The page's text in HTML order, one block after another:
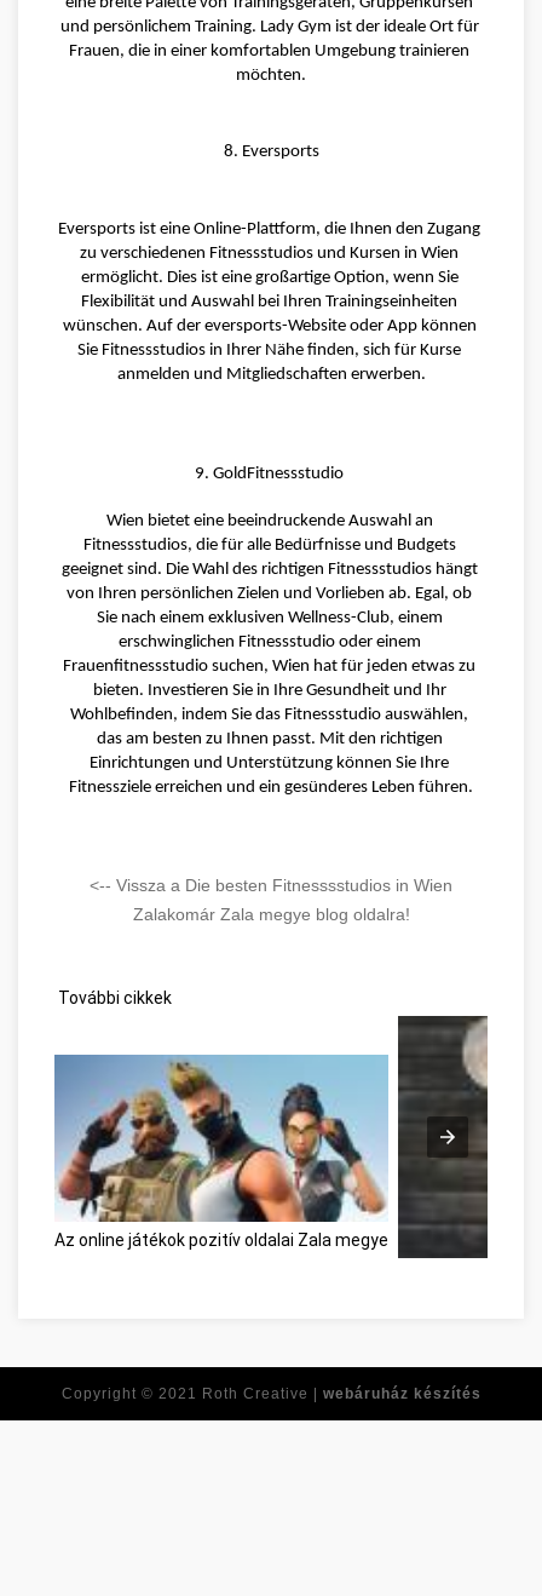
und persönlichem Training. Lady Gym ist der ideale Ort für
Frauen, die in einer komfortablen Umgebung trainieren
möchten.
8. Eversports
Eversports ist eine Online-Plattform, die Ihnen den Zugang
zu verschiedenen Fitnessstudios und Kursen in Wien
ermöglicht. Dies ist eine großartige Option, wenn Sie
Flexibilität und Auswahl bei Ihren Trainingseinheiten
wünschen. Auf der eversports-Website oder App können
Sie Fitnessstudios in Ihrer Nähe finden, sich für Kurse
anmelden und Mitgliedschaften erwerben.
9. GoldFitnessstudio
Wien bietet eine beeindruckende Auswahl an
Fitnessstudios, die für alle Bedürfnisse und Budgets
geeignet sind. Die Wahl des richtigen Fitnessstudios hängt
von Ihren persönlichen Zielen und Vorlieben ab. Egal, ob
Sie nach einem exklusiven Wellness-Club, einem
erschwinglichen Fitnessstudio oder einem
Frauenfitnessstudio suchen, Wien hat für jeden etwas zu
bieten. Investieren Sie in Ihre Gesundheit und Ihr
Wohlbefinden, indem Sie das Fitnessstudio auswählen,
das am besten zu Ihnen passt. Mit den richtigen
Einrichtungen und Unterstützung können Sie Ihre
Fitnessziele erreichen und ein gesünderes Leben führen.
<-- Vissza a Die besten Fitnesssstudios in Wien
Zalakomár Zala megye blog oldalra!
További cikkek
Az online játékok pozitív oldalai Zala megye
Copyright © 2021 Roth Creative | webáruház készítés